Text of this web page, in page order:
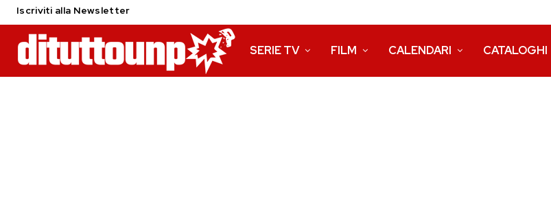
Iscriviti alla Newsletter
SERIE TV FILM CALENDARI CATALOGHI